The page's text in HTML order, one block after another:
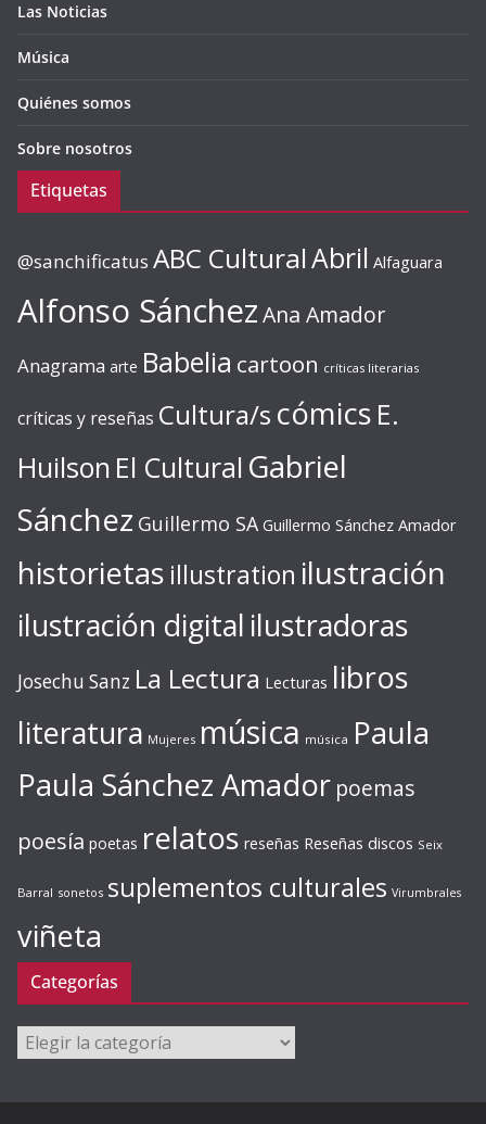
Las Noticias
Música
Quiénes somos
Sobre nosotros
Etiquetas
@sanchificatus ABC CulturalAbril Alfaguara
Alfonso SánchezAna Amador
Anagrama arte Babelia cartoon críticas literarias
críticas y reseñas Cultura/s cómics E.
Huilson El Cultural Gabriel
Sánchez Guillermo SA Guillermo Sánchez Amador
historietas illustration ilustración
ilustración digital ilustradoras
Josechu Sanz La Lectura Lecturas libros
literatura Mujeres música música Paula
Paula Sánchez Amador poemas
poesía poetas relatos reseñas Reseñas discos Seix
Barral sonetos suplementos culturales Virumbrales
viñeta
Categorías
Categorías